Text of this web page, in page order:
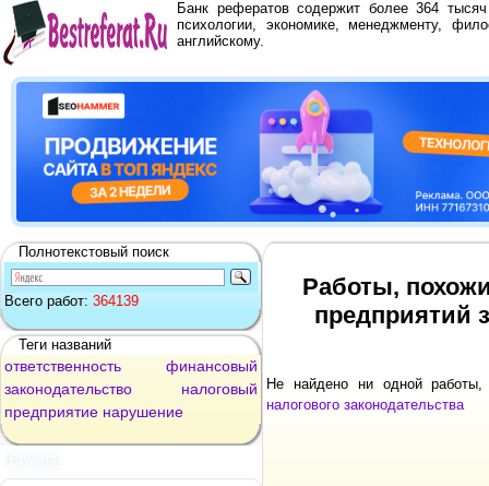
Банк рефератов содержит более 364
психологии, экономике, менеджменту,
английскому.
Полнотекстовый поиск
Всего работ: 364139
Теги названий
ответственность
финансовый
законодательство
налоговый
предприятие нарушение
Работы,
предприятий
Не найдено ни одной
налогового законодательства